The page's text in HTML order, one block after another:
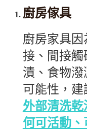
廚房傢具
廚房家具
接、間接觸
漬、食物
可能性，建
外部清洗
何可活動